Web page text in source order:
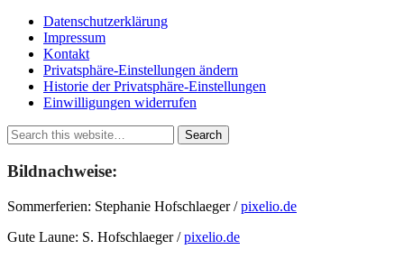
Datenschutzerklärung
Impressum
Kontakt
Privatsphäre-Einstellungen ändern
Historie der Privatsphäre-Einstellungen
Einwilligungen widerrufen
Bildnachweise:
Sommerferien: Stephanie Hofschlaeger /pixelio.de
Gute Laune: S. Hofschlaeger /pixelio.de